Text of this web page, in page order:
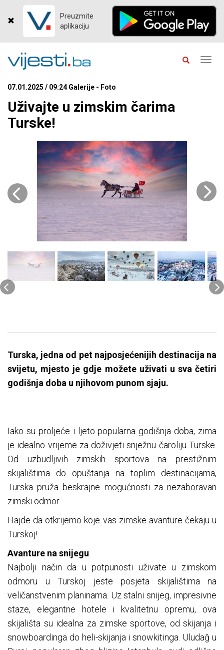
Preuzmite
aplikaciju
07.01.2025 / 09:24 Galerije - Foto
Uživajte u zimskim čarima
Turske!
Turska, jedna od pet najposjećenijih destinacija na
svijetu, mjesto je gdje možete uživati u sva četiri
godišnja doba u njihovom punom sjaju.
Iako su proljeće i ljeto popularna godišnja doba, zima
je idealno vrijeme za doživjeti snježnu čaroliju Turske.
Od uzbudljivih zimskih sportova na prestižnim
skijalištima do opuštanja na toplim destinacijama,
Turska pruža beskrajne mogućnosti za nezaboravan
zimski odmor.
Hajde da otkrijemo koje vas zimske avanture čekaju u
Turskoj!
Avanture na snijegu
Najbolji način da u potpunosti uživate u zimskom
odmoru u Turskoj jeste posjeta skijalištima na
veličanstvenim planinama. Uz stalni snijeg, impresivne
staze, elegantne hotele i kvalitetnu opremu, ova
skijališta su idealna za zimske sportove, od skijanja i
snowboardinga do heli-skijanja i snowkitinga. Uludağ u